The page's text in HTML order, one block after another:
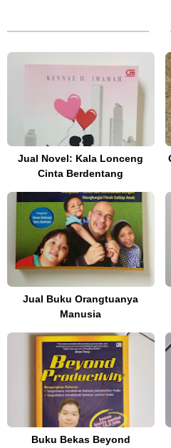
Jual Novel: Kala Lonceng
Cinta Berdentang
Jual Buku Orangtuanya
Manusia
Buku Bekas Beyond